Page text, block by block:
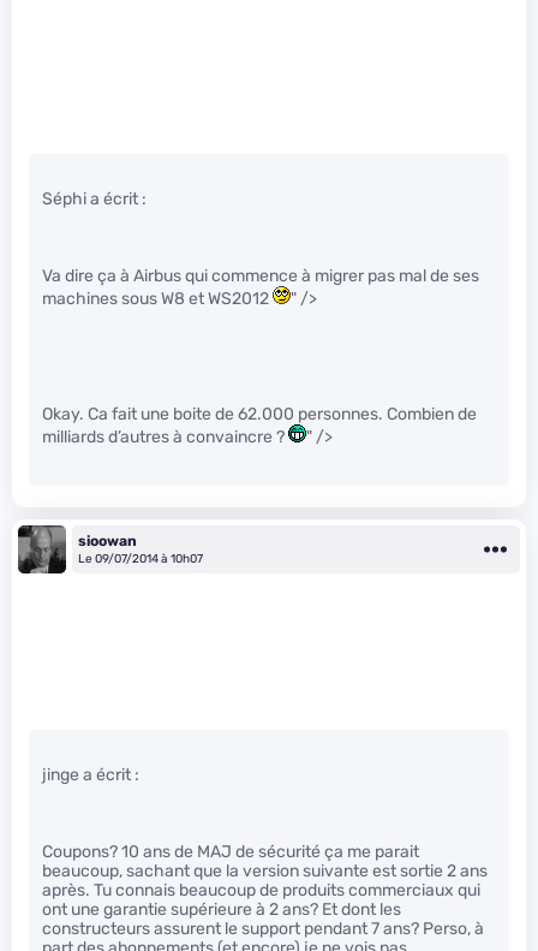
Séphi a écrit :
Va dire ça à Airbus qui commence à migrer pas mal de ses
machines sous W8 et WS2012
" />
Okay. Ca fait une boite de 62.000 personnes. Combien de
milliards d’autres à convaincre ?
" />
sioowan
Le 09/07/2014 à 10h07
jinge a écrit :
Coupons? 10 ans de MAJ de sécurité ça me parait
beaucoup, sachant que la version suivante est sortie 2 ans
après. Tu connais beaucoup de produits commerciaux qui
ont une garantie supérieure à 2 ans? Et dont les
constructeurs assurent le support pendant 7 ans? Perso, à